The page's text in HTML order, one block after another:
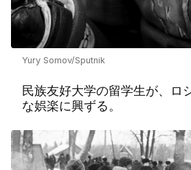
Yury Somov/Sputnik
民族友好大学の留学生が、ロ
な娯楽に興ずる。